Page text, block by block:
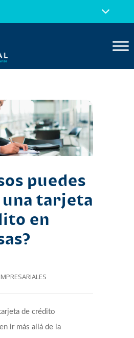
puedes
una tarjeta
en
de crédito
ir más allá de la